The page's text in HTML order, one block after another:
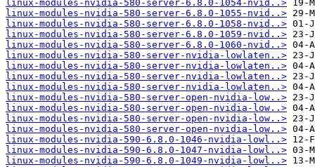
linux-modules-nvidia-580-server-6.8.0-1054-nvid..>
linux-modules-nvidia-580-server-6.8.0-1055-nvid..>
linux-modules-nvidia-580-server-6.8.0-1058-nvid..>
linux-modules-nvidia-580-server-6.8.0-1059-nvid..>
linux-modules-nvidia-580-server-6.8.0-1060-nvid..>
linux-modules-nvidia-580-server-nvidia-lowlaten..>
linux-modules-nvidia-580-server-nvidia-lowlaten..>
linux-modules-nvidia-580-server-nvidia-lowlaten..>
linux-modules-nvidia-580-server-nvidia-lowlaten..>
linux-modules-nvidia-580-server-open-nvidia-low..>
linux-modules-nvidia-580-server-open-nvidia-low..>
linux-modules-nvidia-580-server-open-nvidia-low..>
linux-modules-nvidia-580-server-open-nvidia-low..>
linux-modules-nvidia-590-6.8.0-1046-nvidia-lowl..>
linux-modules-nvidia-590-6.8.0-1047-nvidia-lowl..>
linux-modules-nvidia-590-6.8.0-1049-nvidia-lowl..>